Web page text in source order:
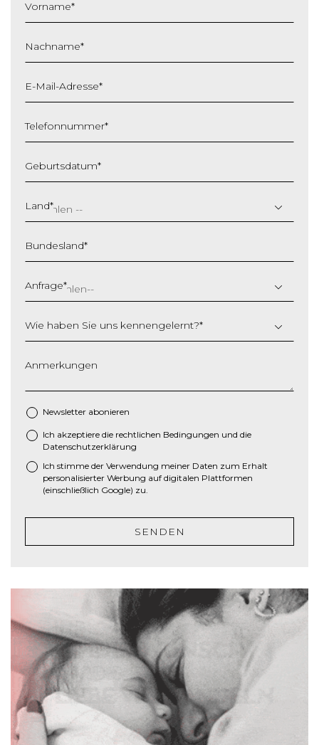
Vorname*
Nachname*
E-Mail-Adresse*
Telefonnummer*
Geburtsdatum*
T
S
h
ä
g
t
r
i
h
M
S
h
g
t
J
J
J
J
Land*
Bundesland*
Anfrage*
Wie haben Sie uns kennengelernt?*
Anmerkungen
Newsletter abonieren
* Ich akzeptiere die rechtlichen Bedingungen und die
Datenschutzerklärung
Ich stimme der Verwendung meiner Daten zum Erhalt
personalisierter Werbung auf digitalen Plattformen
(einschließlich Google) zu.
SENDEN